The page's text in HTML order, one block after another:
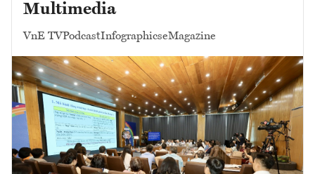
Multimedia
VnE TVPodcastInfographicseMagazine